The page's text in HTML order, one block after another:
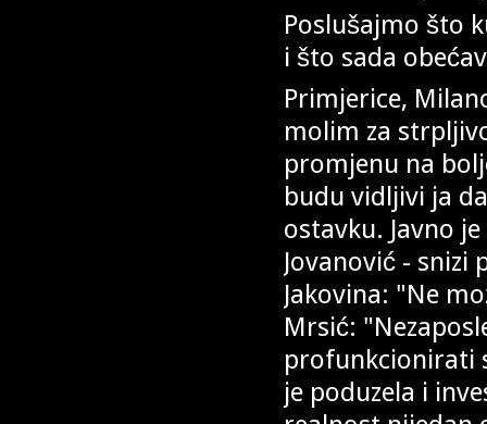
Poslušajmo što
i što sada
Primjerice,
molim za
promjenu na
budu vidljivi ja
ostavku. Javno
Jovanović -
Jakovina: "Ne
Mrsić:
profunkcionirati
je poduzela i